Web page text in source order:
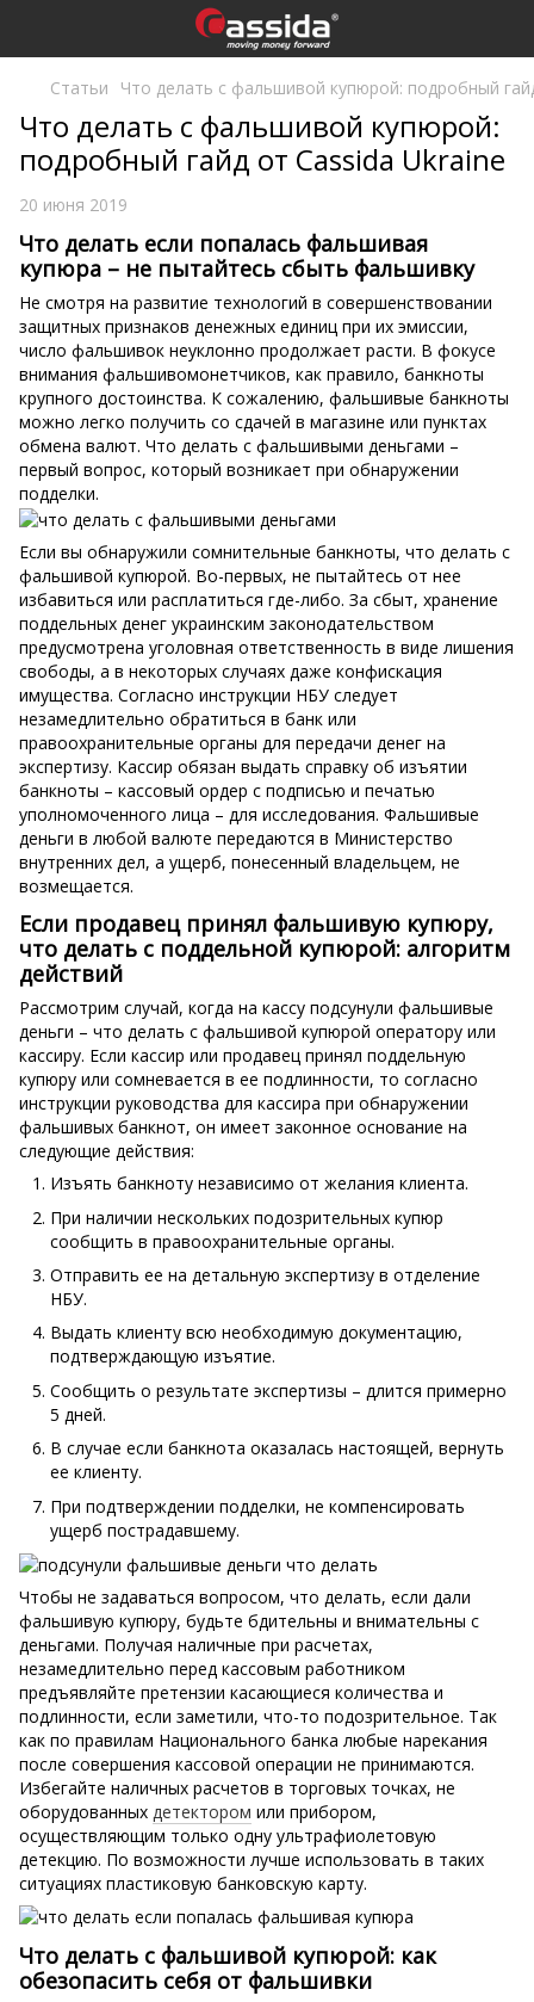
Статьи Что делать с фальшивой купюрой: подробный
Что делать с фальшивой купюрой:
подробный гайд от Cassida Ukraine
20 июня 2019
Что делать если попалась фальшивая
купюра – не пытайтесь сбыть фальшивку
Не смотря на развитие технологий в совершенствовании
защитных признаков денежных единиц при их эмиссии,
число фальшивок неуклонно продолжает расти. В фокусе
внимания фальшивомонетчиков, как правило, банкноты
крупного достоинства. К сожалению, фальшивые банкноты
можно легко получить со сдачей в магазине или пунктах
обмена валют. Что делать с фальшивыми деньгами –
первый вопрос, который возникает при обнаружении
подделки.
Если вы обнаружили сомнительные банкноты, что делать с
фальшивой купюрой. Во-первых, не пытайтесь от нее
избавиться или расплатиться где-либо. За сбыт, хранение
поддельных денег украинским законодательством
предусмотрена уголовная ответственность в виде лишения
свободы, а в некоторых случаях даже конфискация
имущества. Согласно инструкции НБУ следует
незамедлительно обратиться в банк или
правоохранительные органы для передачи денег на
экспертизу. Кассир обязан выдать справку об изъятии
банкноты – кассовый ордер с подписью и печатью
уполномоченного лица – для исследования. Фальшивые
деньги в любой валюте передаются в Министерство
внутренних дел, а ущерб, понесенный владельцем, не
возмещается.
Если продавец принял фальшивую купюру,
что делать с поддельной купюрой: алгоритм
действий
Рассмотрим случай, когда на кассу подсунули фальшивые
деньги – что делать с фальшивой купюрой оператору или
кассиру. Если кассир или продавец принял поддельную
купюру или сомневается в ее подлинности, то согласно
инструкции руководства для кассира при обнаружении
фальшивых банкнот, он имеет законное основание на
следующие действия:
Изъять банкноту независимо от желания клиента.
При наличии нескольких подозрительных купюр
сообщить в правоохранительные органы.
Отправить ее на детальную экспертизу в отделение
НБУ.
Выдать клиенту всю необходимую документацию,
подтверждающую изъятие.
Сообщить о результате экспертизы – длится примерно
5 дней.
В случае если банкнота оказалась настоящей, вернуть
ее клиенту.
При подтверждении подделки, не компенсировать
ущерб пострадавшему.
Чтобы не задаваться вопросом, что делать, если дали
фальшивую купюру, будьте бдительны и внимательны с
деньгами. Получая наличные при расчетах,
незамедлительно перед кассовым работником
предъявляйте претензии касающиеся количества и
подлинности, если заметили, что-то подозрительное. Так
как по правилам Национального банка любые нарекания
после совершения кассовой операции не принимаются.
Избегайте наличных расчетов в торговых точках, не
оборудованных детектором или прибором,
осуществляющим только одну ультрафиолетовую
детекцию. По возможности лучше использовать в таких
ситуациях пластиковую банковскую карту.
Что делать с фальшивой купюрой: как
обезопасить себя от фальшивки